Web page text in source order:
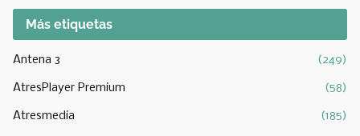
Más etiquetas
Antena 3 (249)
AtresPlayer Premium (58)
Atresmedia (185)